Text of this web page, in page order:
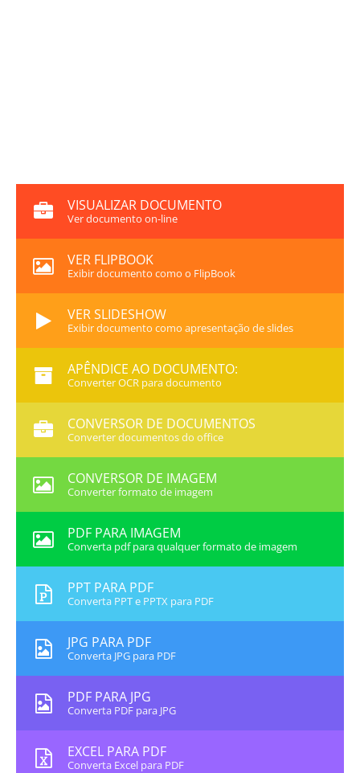
VISUALIZAR DOCUMENTO
Ver documento on-line
VER FLIPBOOK
Exibir documento como o FlipBook
VER SLIDESHOW
Exibir documento como apresentação de slides
APÊNDICE AO DOCUMENTO:
Converter OCR para documento
CONVERSOR DE DOCUMENTOS
Converter documentos do office
CONVERSOR DE IMAGEM
Converter formato de imagem
PDF PARA IMAGEM
Converta pdf para qualquer formato de imagem
PPT PARA PDF
Converta PPT e PPTX para PDF
JPG PARA PDF
Converta JPG para PDF
PDF PARA JPG
Converta PDF para JPG
EXCEL PARA PDF
Converta Excel para PDF